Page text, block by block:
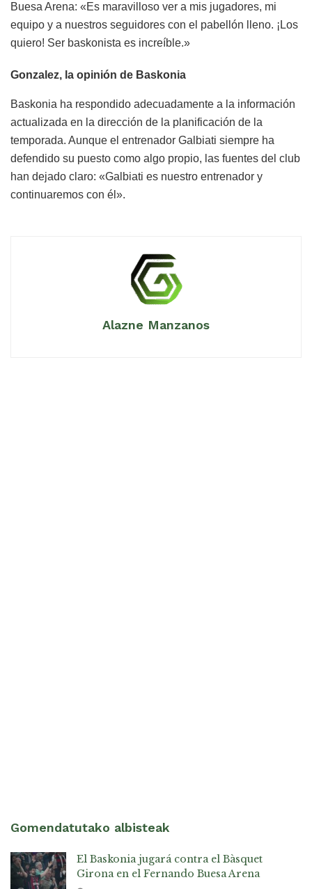
Buesa Arena: «Es maravilloso ver a mis jugadores, mi
equipo y a nuestros seguidores con el pabellón lleno. ¡Los
quiero! Ser baskonista es increíble.»
Gonzalez, la opinión de Baskonia
Baskonia ha respondido adecuadamente a la información
actualizada en la dirección de la planificación de la
temporada. Aunque el entrenador Galbiati siempre ha
defendido su puesto como algo propio, las fuentes del club
han dejado claro: «Galbiati es nuestro entrenador y
continuaremos con él».
Alazne Manzanos
Gomendatutako albisteak
El Baskonia jugará contra el Bàsquet
Girona en el Fernando Buesa Arena